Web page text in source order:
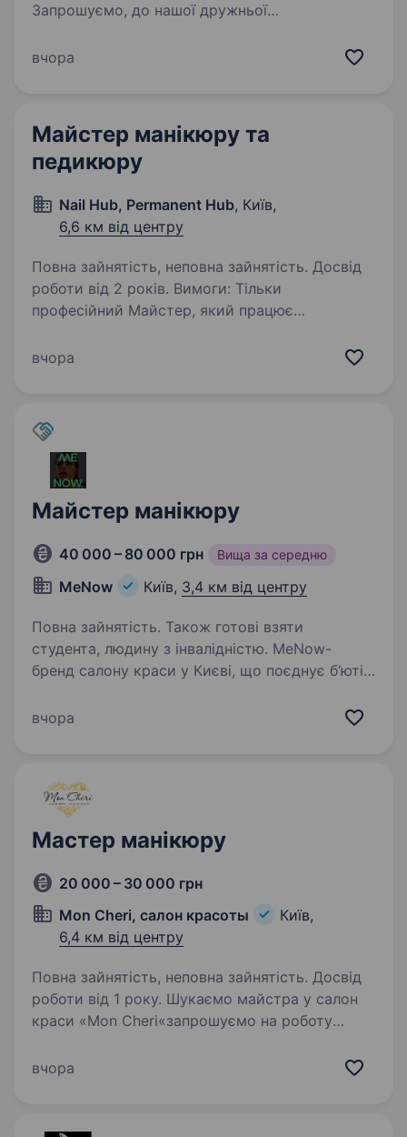
Запрошуємо, до нашої дружньої
манікюру Локація: метро Нивки (2 хвилинки
вчора
Майстер манікюру та
педикюру
Nail Hub, Permanent Hub, Київ,
6,6 км від центру
Повна зайнятість, неповна зайнятість. Досвід
роботи від 2 років. Вимоги: Тільки
професійний Майстер, який працює
манікюру та педикюру, який звик працювати
вчора
Майстер манікюру
40 000 – 80 000 грн Вища за середню
MeNow Київ, 3,4 км від центру
Повна зайнятість. Також готові взяти
студента, людину з інвалідністю. MeNow-
бренд салону краси у Києві, що поєднує б‘юті
жіночої спільності, щоб надихати молодих
igshid=NzZlODBkYWE4Ng==…
вчора
Мастер манікюру
20 000 – 30 000 грн
Mon Cheri, салон красоты
Київ,
6,4 км від центру
Повна зайнятість, неповна зайнятість. Досвід
роботи від 1 року. Шукаємо майстра у салон
краси «Mon Cheri«запрошуємо на роботу
Гарматна 22/32 095 595 55 31 Головні вимоги:
вчора